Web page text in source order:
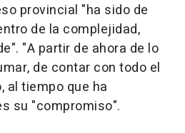
provincial "ha sido de
de la complejidad,
"A partir de ahora de lo
de contar con todo el
al tiempo que ha
su "compromiso".